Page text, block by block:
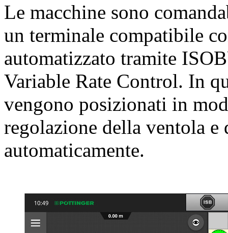
Le macchine sono
un terminale compatibile
automatizzato tramite
Variable Rate Control. In
vengono posizionati in
regolazione della ventola
automaticamente.